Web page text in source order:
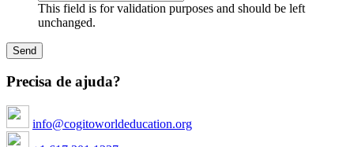
This field is for validation purposes and should be left
unchanged.
Precisa de ajuda?
info@cogitoworldeducation.org